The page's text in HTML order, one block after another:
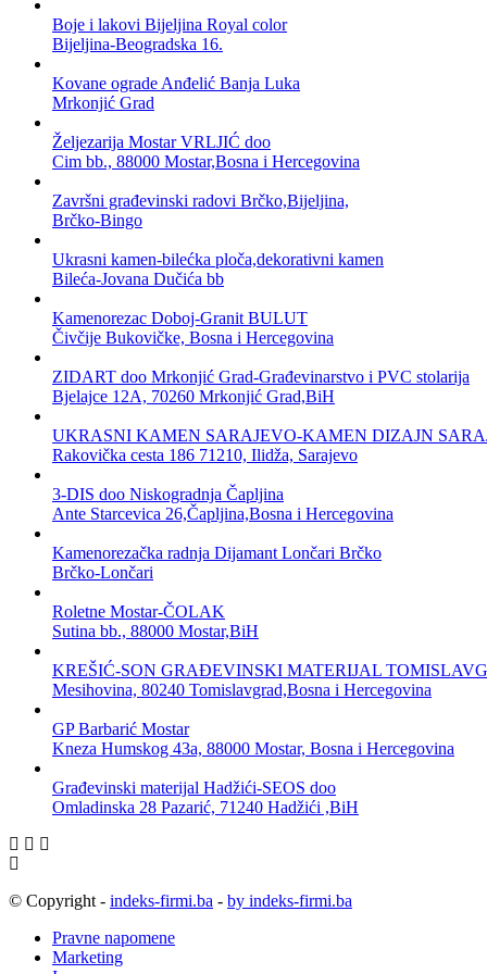
Boje i lakovi Bijeljina Royal color
Bijeljina-Beogradska 16.
Kovane ograde Anđelić Banja Luka
Mrkonjić Grad
Željezarija Mostar VRLJIĆ doo
Cim bb., 88000 Mostar,Bosna i Hercegovina
Završni građevinski radovi Brčko,Bijeljina,
Brčko-Bingo
Ukrasni kamen-bilećka ploča,dekorativni kamen
Bileća-Jovana Dučića bb
Kamenorezac Doboj-Granit BULUT
Čivčije Bukovičke, Bosna i Hercegovina
ZIDART doo Mrkonjić Grad-Građevinarstvo i PVC stolarija
Bjelajce 12A, 70260 Mrkonjić Grad,BiH
UKRASNI KAMEN SARAJEVO-KAMEN DIZAJN
Rakovička cesta 186 71210, Ilidža, Sarajevo
3-DIS doo Niskogradnja Čapljina
Ante Starcevica 26,Čapljina,Bosna i Hercegovina
Kamenorezačka radnja Dijamant Lončari Brčko
Brčko-Lončari
Roletne Mostar-ČOLAK
Sutina bb., 88000 Mostar,BiH
KREŠIĆ-SON GRAĐEVINSKI MATERIJAL
Mesihovina, 80240 Tomislavgrad,Bosna i Hercegovina
GP Barbarić Mostar
Kneza Humskog 43a, 88000 Mostar, Bosna i Hercegovina
Građevinski materijal Hadžići-SEOS doo
Omladinska 28 Pazarić, 71240 Hadžići ,BiH
© Copyright - indeks-firmi.ba - by indeks-firmi.ba
Pravne napomene
Marketing